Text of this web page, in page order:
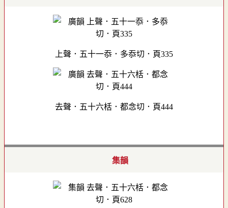
上聲．五十一忝．多忝切．頁335
去聲．五十六栝．都念切．頁444
集韻